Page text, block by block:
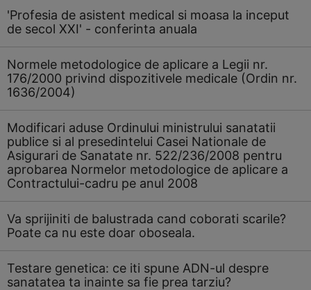
'Profesia de asistent medical si moasa la inceput
de secol XXI' - conferinta anuala
Normele metodologice de aplicare a Legii nr.
176/2000 privind dispozitivele medicale (Ordin nr.
1636/2004)
Modificari aduse Ordinului ministrului sanatatii
publice si al presedintelui Casei Nationale de
Asigurari de Sanatate nr. 522/236/2008 pentru
aprobarea Normelor metodologice de aplicare a
Contractului-cadru pe anul 2008
Va sprijiniti de balustrada cand coborati scarile?
Poate ca nu este doar oboseala.
Testare genetica: ce iti spune ADN-ul despre
sanatatea ta inainte sa fie prea tarziu?